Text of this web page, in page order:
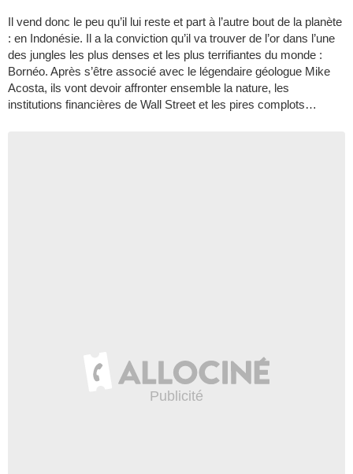
Il vend donc le peu qu’il lui reste et part à l’autre bout de la planète
: en Indonésie. Il a la conviction qu’il va trouver de l’or dans l’une
des jungles les plus denses et les plus terrifiantes du monde :
Bornéo. Après s’être associé avec le légendaire géologue Mike
Acosta, ils vont devoir affronter ensemble la nature, les
institutions financières de Wall Street et les pires complots…